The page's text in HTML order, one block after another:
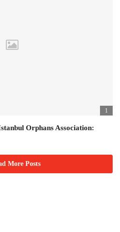
1
Orphans Association:
More Posts